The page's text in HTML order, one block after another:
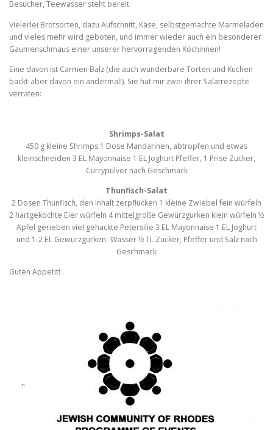
Besucher, Teewasser steht bereit.
Vielerlei Brotsorten, dazu Aufschnitt, Käse, selbstgemachte Marmeladen
und vieles mehr wird geboten, und immer wieder auch ein besonderer
Gaumenschmaus einer unserer hervorragenden Köchinnen!
Eine davon ist Carmen Balz (die auch wunderbare Torten und Kuchen
bäckt-aber davon ein andermal!). Sie hat mir zwei ihrer Salatrezepte
verraten:
Shrimps-Salat
450 g kleine Shrimps 1 Dose Mandarinen, abtropfen und etwas
kleinschneiden 3 EL Mayonnaise 1 EL Joghurt Pfeffer, 1 Prise Zucker,
Currypulver nach Geschmack
Thunfisch-Salat
2 Dosen Thunfisch, den Inhalt zerpflücken 1 kleine Zwiebel fein würfeln
2 hartgekochte Eier würfeln 4 mittelgroße Gewürzgurken klein würfeln ½
Apfel gerieben viel gehackte Petersilie 3 EL Mayonnaise 1 EL Joghurt
und 1-2 EL Gewürzgurken -Wasser ½ TL Zucker, Pfeffer und Salz nach
Geschmack
Guten Appetit!